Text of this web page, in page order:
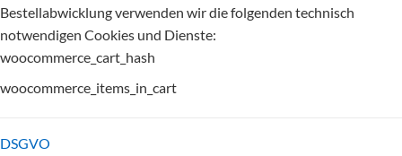
Bestellabwicklung verwenden wir die folgenden technisch
notwendigen Cookies und Dienste:
woocommerce_cart_hash
woocommerce_items_in_cart
DSGVO